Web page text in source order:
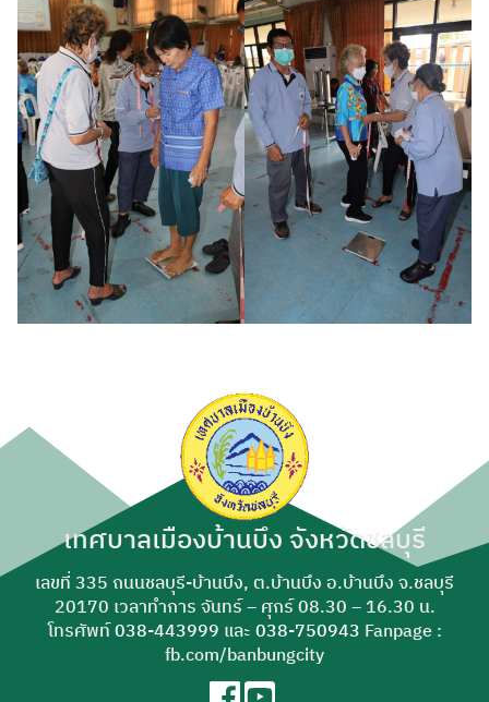
เทศบาลเมืองบ้านบึง จังหวัดชลบุรี
เลขที่ 335 ถนนชลบุรี-บ้านบึง, ต.บ้านบึง อ.บ้านบึง จ.ชลบุรี
20170 เวลาทำการ จันทร์ – ศุกร์ 08.30 – 16.30 น.
โทรศัพท์038-443999 และ 038-750943 Fanpage :
fb.com/banbungcity